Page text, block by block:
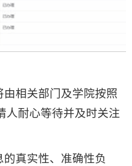
相关部门及学院按照
人耐心等待并及时关注
真实性、准确性负